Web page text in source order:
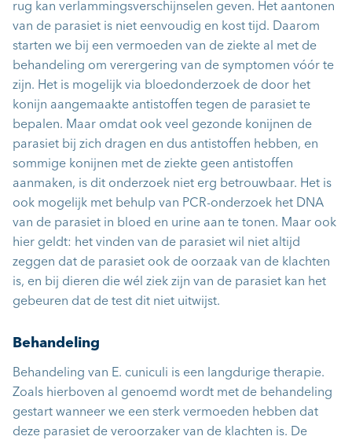
rug kan verlammingsverschijnselen geven. Het aantonen
van de parasiet is niet eenvoudig en kost tijd. Daarom
starten we bij een vermoeden van de ziekte al met de
behandeling om verergering van de symptomen vóór te
zijn. Het is mogelijk via bloedonderzoek de door het
konijn aangemaakte antistoffen tegen de parasiet te
bepalen. Maar omdat ook veel gezonde konijnen de
parasiet bij zich dragen en dus antistoffen hebben, en
sommige konijnen met de ziekte geen antistoffen
aanmaken, is dit onderzoek niet erg betrouwbaar. Het is
ook mogelijk met behulp van PCR-onderzoek het DNA
van de parasiet in bloed en urine aan te tonen. Maar ook
hier geldt: het vinden van de parasiet wil niet altijd
zeggen dat de parasiet ook de oorzaak van de klachten
is, en bij dieren die wél ziek zijn van de parasiet kan het
gebeuren dat de test dit niet uitwijst.
Behandeling
Behandeling van E. cuniculi is een langdurige therapie.
Zoals hierboven al genoemd wordt met de behandeling
gestart wanneer we een sterk vermoeden hebben dat
deze parasiet de veroorzaker van de klachten is. De